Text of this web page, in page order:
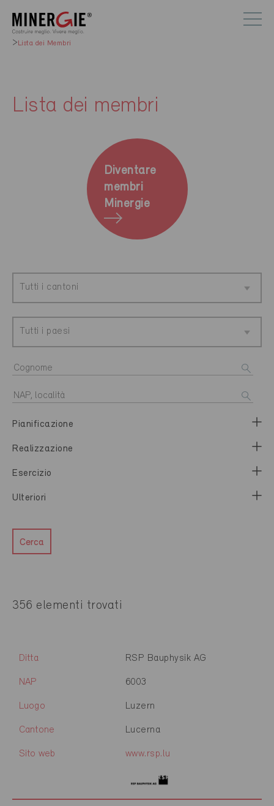
Lista dei Membri
Lista dei membri
Diventare
membri
Minergie
Tutti i cantoni
Tutti i paesi
Pianificazione
Realizzazione
Esercizio
Ulteriori
Cerca
356 elementi trovati
Ditta RSP Bauphysik AG
NAP 6003
Luogo Luzern
Cantone Lucerna
Sito web www.rsp.lu